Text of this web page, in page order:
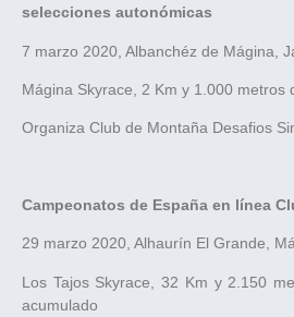
selecciones autonómicas
7 marzo 2020, Albanchéz de Mágina,
Mágina Skyrace, 2 Km y 1.000 metros
Organiza Club de Montaña Desafios
Campeonatos de España en línea
29 marzo 2020, Alhaurín El Grande,
Los Tajos Skyrace, 32 Km y 2.150
acumulado